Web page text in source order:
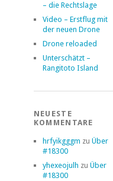
– die Rechtslage
Video – Erstflug mit
der neuen Drone
Drone reloaded
Unterschätzt –
Rangitoto Island
NEUESTE
KOMMENTARE
hrfyikgggm zu Über
#18300
yhexeojulh zu Über
#18300